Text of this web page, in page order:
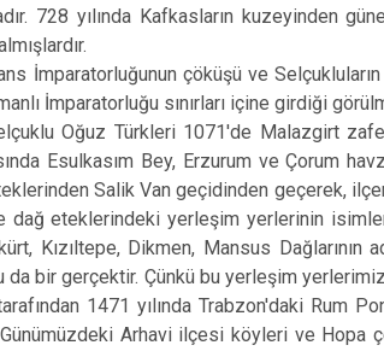
728 yılında Kafkasların kuze­yinden
çöküşü ve Sel­çukluların
İmparatorluğu sınırları içine girdiği
Oğuz Türkleri 1071'de Malazgirt
Esulkasım Bey, Erzurum ve Çorum
Salik Van geçidinden geçerek,
dağ eteklerindeki yerleşim yerlerinin isim­leri
Kızıltepe, Dikmen, Mansus
da bir gerçektir. Çünkü bu yerleşim
1471 yılında Trabzon'da­ki Rum
Günümüzdeki Arhavi ilçesi köy­leri ve Hopa